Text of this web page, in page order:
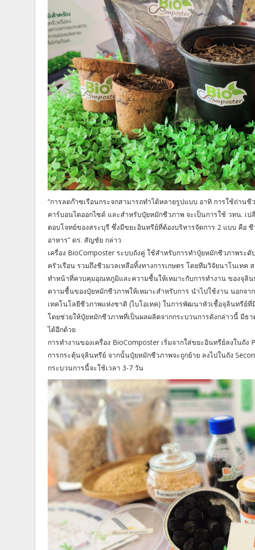
“การลดก๊าซเรือนกระจกสามารถทำได้หลายรูปแบบ อาทิ การใช้ถ่าน
คาร์บอนไดออกไซด์ และสำหรับปุ๋ยหมักชีวภาพ จะเป็นการใช้ วทน. เ
ตอบโจทย์ของสระบุรี ซึ่งมีขยะอินทรีย์ที่ต้องบริหารจัดการ 2 แบบ คือ
อาหาร” ดร. สัญชัย กล่าว
เครื่อง BioComposter ระบบถังคู่ ใช้สำหรับการทำปุ๋ยหมักชีวภาพระ
ครัวเรือน รวมถึงชีวมวลเหลือทิ้งทางการเกษตร โดยทีมวิจัยนาโนเทค
ทำหน้าที่ควบคุมอุณหภูมิและความชื้นให้เหมาะกับการทำงาน ของจุลิ
ความชื้นของปุ๋ยหมักชีวภาพให้เหมาะสำหรับการ นำไปใช้งาน นอกจ
เทคโนโลยีชีวภาพแห่งชาติ (ไบโอเทค) ในการพัฒนาหัวเชื้อจุลินทรีย์
โดยช่วยให้ปุ๋ยหมักชีวภาพที่เป็นผลผลิตจากกระบวนการดังกล่าวนี้ มี
ได้อีกด้วย
การทำงานของเครื่อง BioComposter เริ่มจากใส่ขยะอินทรีย์ลงในถั
การกระตุ้นจุลินทรีย์ จากนั้นปุ๋ยหมักชีวภาพจะถูกย้าย ลงไปในถัง
กระบวนการนี้จะใช้เวลา 3-7 วัน